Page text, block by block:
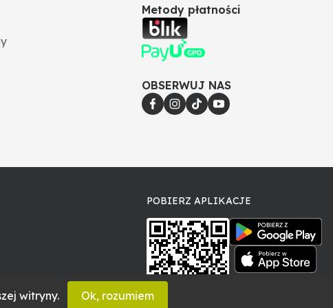
witryny. Ok, rozumiem
Metody płatności
OBSERWUJ NAS
POBIERZ APLIKACJE